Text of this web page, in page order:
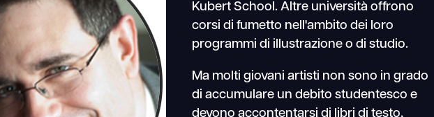
Kubert School. Altre università offrono
corsi di fumetto nell'ambito dei loro
programmi di illustrazione o di studio.
Ma molti giovani artisti non sono in grado
di accumulare un debito studentesco e
devono accontentarsi di libri di testo,